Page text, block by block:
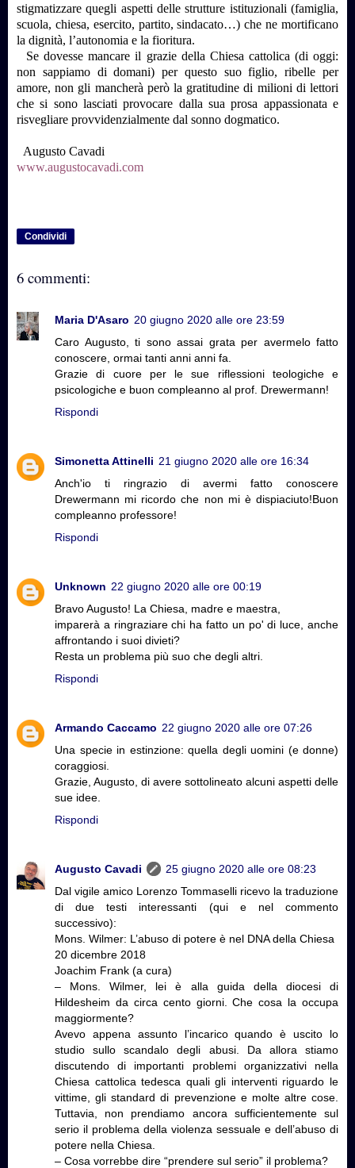
stigmatizzare quegli aspetti delle strutture istituzionali (famiglia,
scuola, chiesa, esercito, partito, sindacato…) che ne mortificano
la dignità, l’autonomia e la fioritura.
Se dovesse mancare il grazie della Chiesa cattolica (di oggi:
non sappiamo di domani) per questo suo figlio, ribelle per
amore, non gli mancherà però la gratitudine di milioni di lettori
che si sono lasciati provocare dalla sua prosa appassionata e
risvegliare provvidenzialmente dal sonno dogmatico.
Augusto Cavadi
www.augustocavadi.com
Condividi
6 commenti:
Maria D'Asaro 20 giugno 2020 alle ore 23:59
Caro Augusto, ti sono assai grata per avermelo fatto
conoscere, ormai tanti anni anni fa.
Grazie di cuore per le sue riflessioni teologiche e
psicologiche e buon compleanno al prof. Drewermann!
Rispondi
Simonetta Attinelli 21 giugno 2020 alle ore 16:34
Anch'io ti ringrazio di avermi fatto conoscere
Drewermann mi ricordo che non mi è dispiaciuto!Buon
compleanno professore!
Rispondi
Unknown 22 giugno 2020 alle ore 00:19
Bravo Augusto! La Chiesa, madre e maestra,
imparerà a ringraziare chi ha fatto un po' di luce, anche
affrontando i suoi divieti?
Resta un problema più suo che degli altri.
Rispondi
Armando Caccamo 22 giugno 2020 alle ore 07:26
Una specie in estinzione: quella degli uomini (e donne)
coraggiosi.
Grazie, Augusto, di avere sottolineato alcuni aspetti delle
sue idee.
Rispondi
Augusto Cavadi
25 giugno 2020 alle ore 08:23
Dal vigile amico Lorenzo Tommaselli ricevo la traduzione
di due testi interessanti (qui e nel commento
successivo):
Mons. Wilmer: L’abuso di potere è nel DNA della Chiesa
20 dicembre 2018
Joachim Frank (a cura)
– Mons. Wilmer, lei è alla guida della diocesi di
Hildesheim da circa cento giorni. Che cosa la occupa
maggiormente?
Avevo appena assunto l’incarico quando è uscito lo
studio sullo scandalo degli abusi. Da allora stiamo
discutendo di importanti problemi organizzativi nella
Chiesa cattolica tedesca quali gli interventi riguardo le
vittime, gli standard di prevenzione e molte altre cose.
Tuttavia, non prendiamo ancora sufficientemente sul
serio il problema della violenza sessuale e dell’abuso di
potere nella Chiesa.
– Cosa vorrebbe dire “prendere sul serio” il problema?